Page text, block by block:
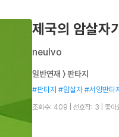
제국의 암살자
neulvo
일반연재 〉 판타지
#판타지 #암살자 #서양판타
조회수: 409 선호작: 3 좋아